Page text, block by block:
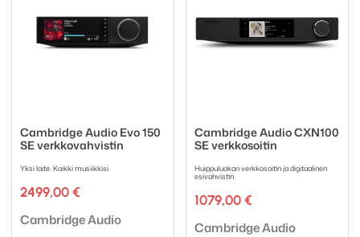
Cambridge Audio Evo 150
SE verkkovahvistin
Yksi laite. Kaikki musiikkisi.
2499,00 €
Tuotemerkki:
Cambridge Audio
Cambridge Audio CXN100
SE verkkosoitin
Huippuluokan verkkosoitin ja digitaalinen
esivahvistin
1079,00 €
Tuotemerkki:
Cambridge Audio